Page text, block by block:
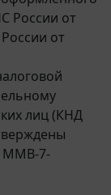
России от
от
лиц (КНД
ММВ-7-